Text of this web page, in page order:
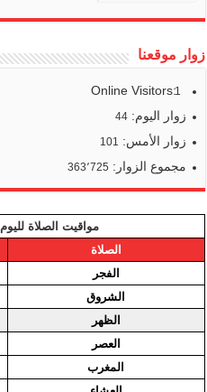
زوار موقعنا
Online Visitors:
1
زوار اليوم:44
زوار الأمس: 101
مجموع الزوار: 363٬725
مواقيت الصلاة لليوم 9 أغسطس 2026
الصلاة
الفجر
الشروق
الظهر
العصر
المغرب